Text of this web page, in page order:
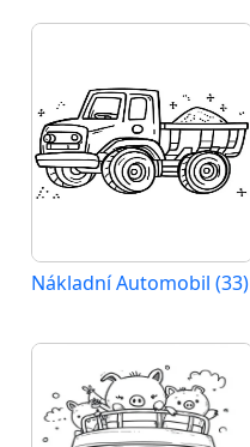
Nákladní Automobil (33)